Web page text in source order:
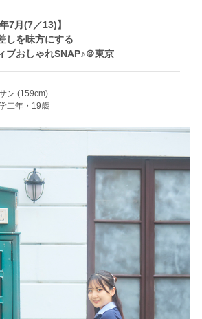
7月(7／13)】
しを味方にする
ブおしゃれSNAP♪＠東京
ン (159cm)
二年・19歳